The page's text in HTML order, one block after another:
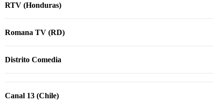
RTV (Honduras)
Romana TV (RD)
Distrito Comedia
Canal 13 (Chile)